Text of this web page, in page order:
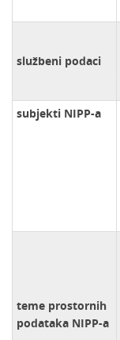
službeni podaci
subjekti NIPP-a
teme prostornih
podataka NIPP-a